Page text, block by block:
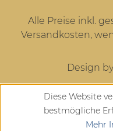
Alle Preise inkl.
Versandkosten,
Design
Diese Website
bestmögliche
Mehr